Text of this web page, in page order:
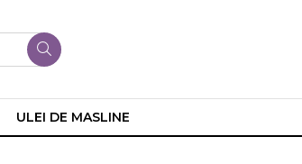
ULEI DE MASLINE